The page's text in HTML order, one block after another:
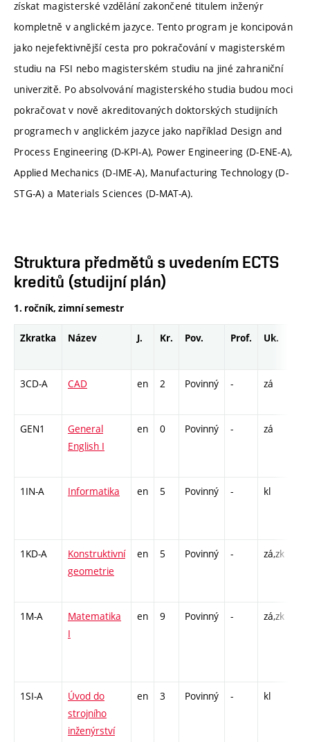
získat magisterské vzdělání zakončené titulem inženýr
kompletně v anglickém jazyce. Tento program je koncipován
jako nejefektivnější cesta pro pokračování v magisterském
studiu na FSI nebo magisterském studiu na jiné zahraniční
univerzitě. Po absolvování magisterského studia budou moci
pokračovat v nově akreditovaných doktorských studijních
programech v anglickém jazyce jako například Design and
Process Engineering (D-KPI-A), Power Engineering (D-ENE-A),
Applied Mechanics (D-IME-A), Manufacturing Technology (D-
STG-A) a Materials Sciences (D-MAT-A).
Struktura předmětů s uvedením ECTS
kreditů (studijní plán)
1. ročník, zimní semestr
Zkratka Název J. Kr. Pov. Prof. Uk.
3CD-A CAD en 2 Povinný - zá
GEN1
General
English I
en 0 Povinný - zá
1IN-A Informatika en 5 Povinný - kl
1KD-A
Konstruktivní
geometrie
en 5 Povinný - zá,zk
1M-A
Matematika
I
en 9 Povinný - zá,zk
1SI-A
Úvod do
strojního
inženýrství
en 3 Povinný - kl